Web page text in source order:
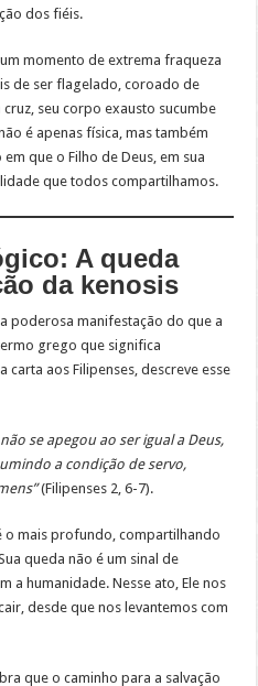
dos fiéis.
momento de extrema fraqueza
de ser flagelado, coroado de
seu corpo exausto sucumbe
é apenas física, mas também
que o Filho de Deus, em sua
que todos compartilhamos.
A queda
da kenosis
poderosa manifestação do que a
grego que significa
carta aos Filipenses, descreve esse
se apegou ao ser igual a Deus,
a condição de servo,
(Filipenses 2, 6-7).
o mais profundo, compartilhando
queda não é um sinal de
a humanidade. Nesse ato, Ele nos
desde que nos levantemos com
que o caminho para a salvação